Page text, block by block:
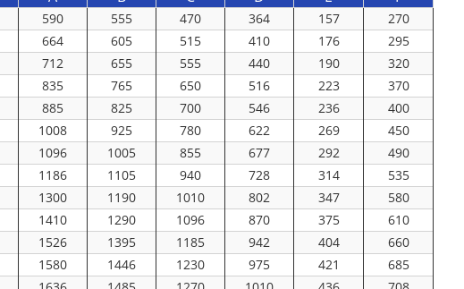
590 555 470 364 157
270
664 605 515 410 176
295
712 655 555 440 190
320
835 765 650 516 223
370
885 825 700 546 236
400
1008 925 780 622 269
450
1096 1005 855 677 292
490
1186 1105 940 728 314
535
1300 1190 1010 802 347
580
1410 1290 1096 870 375
610
1526 1395 1185 942 404
660
1580 1446 1230 975 421
685